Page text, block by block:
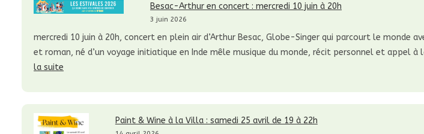
à
Villa
Besac-Arthur en concert : mercredi 10 juin à 20h
3 juin 2026
mercredi 10 juin à 20h, concert en plein air d’Arthur Besac, Globe-Singer qui parcourt le
et roman, né d’un voyage initiatique en Inde mêle musique du monde, récit personnel et
la suite
en
concert
Paint & Wine à la Villa : samedi 25 avril de 19 à 22h